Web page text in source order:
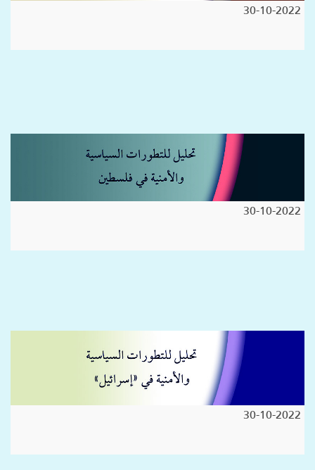
30-10-2022
30-10-2022
30-10-2022